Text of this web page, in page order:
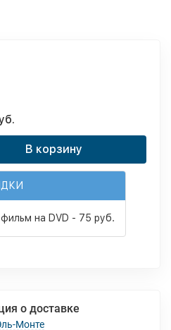
В корзину
на DVD - 75 руб.
о доставке
Монте